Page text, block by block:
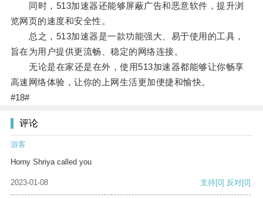
同时，513加速器还能够屏蔽广告和恶意软件，提升浏
览网页的速度和安全性。
总之，513加速器是一款功能强大、易于使用的工具，
旨在为用户提供更流畅、稳定的网络连接。
无论是在家还是在外，使用513加速器都能够让你畅享
高速网络体验，让你的上网生活更加便捷和愉快。
#18#
评论
游客
Horny Shriya called you
2023-01-08 支持[0] 反对[0]